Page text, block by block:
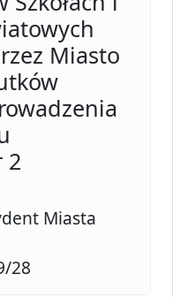
Miasto
2
Miasta
28